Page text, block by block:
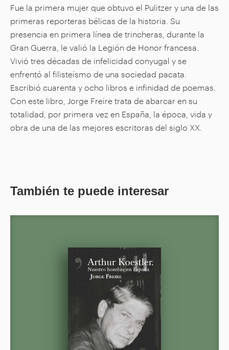
Fue la primera mujer que obtuvo el Pulitzer y una de las
primeras reporteras bélicas de la historia. Su
presencia en primera línea de trincheras, durante la
Gran Guerra, le valió la Legión de Honor francesa.
Vivió tres décadas de infelicidad conyugal y se
enfrentó al filisteísmo de una sociedad pacata.
Escribió cuarenta y ocho libros e infinidad de poemas.
Con este libro, Jorge Freire trata de abarcar en su
totalidad, por primera vez en España, la época, vida y
obra de una de las mejores escritoras del siglo XX.
También te puede interesar